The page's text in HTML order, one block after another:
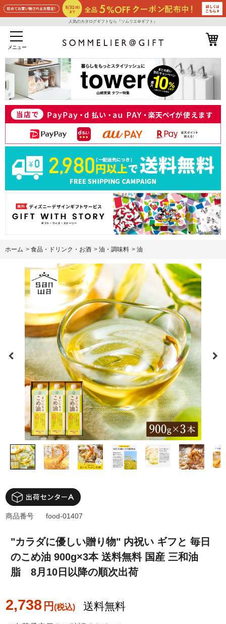
人気のカタログギフトなら『ソムリエ＠ギフト』
メニュー
ホーム > 食品・ドリンク・お酒 > 油・調味料 > 油
"カラダに優しい贈り物" 内祝い ギフと 毎日
のこめ油 900g×3本 送料無料 国産 三和油
脂 8月10日以降の順次出荷
2,738 円 送料無料
商品番号 food-01407